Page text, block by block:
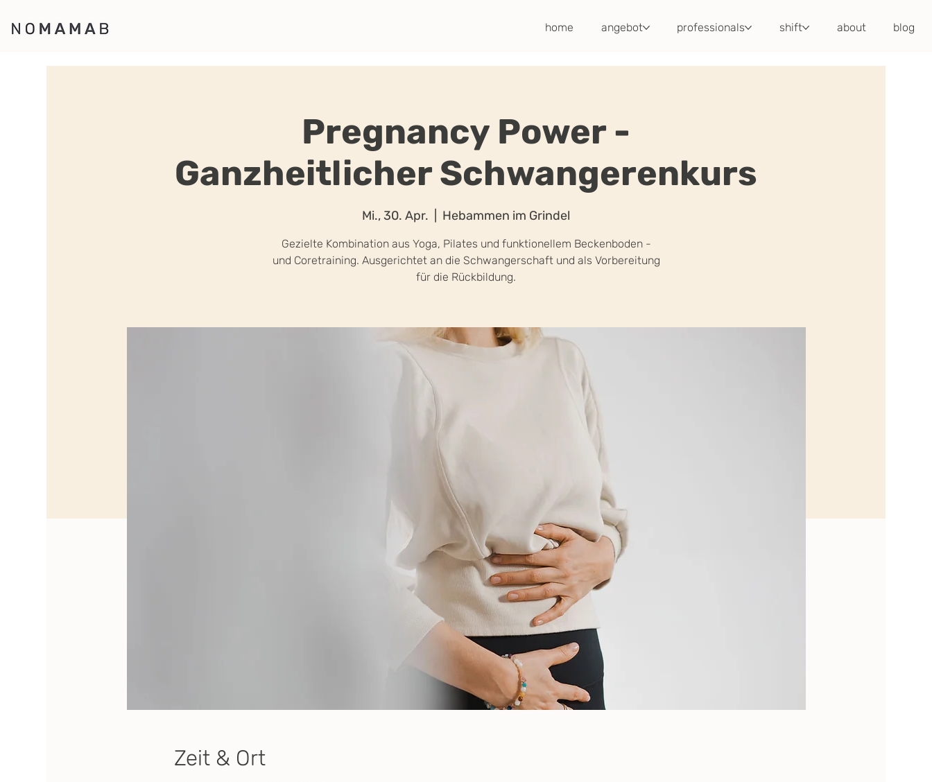
home angebot professionals shift about blog
Pregnancy Power -
Ganzheitlicher Schwangerenkurs
Mi., 30. Apr. Hebammen im Grindel
Gezielte Kombination aus Yoga, Pilates und funktionellem Beckenboden -
und Coretraining. Ausgerichtet an die Schwangerschaft und als Vorbereitung
für die Rückbildung.
Zeit & Ort